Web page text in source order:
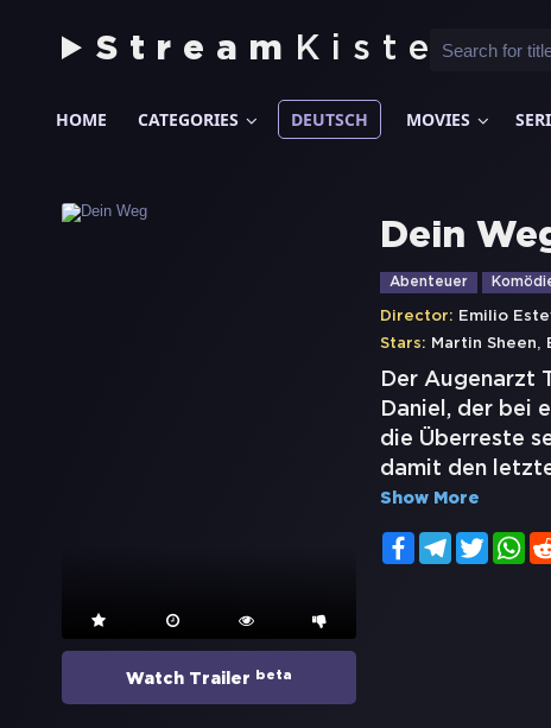
Stream Kiste
HOME CATEGORIES DEUTSCH MOVIES
Watch Trailer beta
Dein
Abenteuer
Director: Emilio
Stars: Martin Sheen,
Der Augenarzt
Daniel, der bei
die Überreste
damit den
Show More
FacebookTelegramTwitter